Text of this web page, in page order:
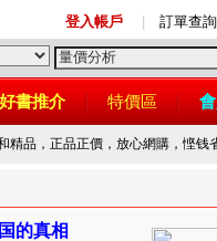
登入帳戶 訂單查詢
好書推介 特價區
精品，正品正價，放心網購，悭钱
的真相